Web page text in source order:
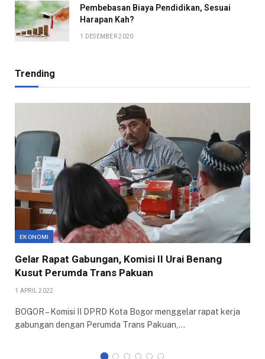
Pembebasan Biaya Pendidikan, Sesuai
Harapan Kah?
1 DESEMBER 2020
Trending
EKONOMI
Gelar Rapat Gabungan, Komisi II Urai Benang
Kusut Perumda Trans Pakuan
1 APRIL 2022
BOGOR – Komisi II DPRD Kota Bogor menggelar rapat kerja
gabungan dengan Perumda Trans Pakuan,…